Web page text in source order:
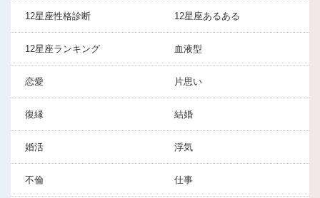
12星座性格診断 12星座あるある
12星座ランキング 血液型
恋愛 片思い
復縁 結婚
婚活 浮気
不倫 仕事